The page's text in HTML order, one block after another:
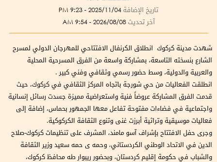
تاريخ الإضافة 2025/11/04 - 9:23 PM
آخر تحديث 2026/08/08 - 9:54 AM
شهدت مدينة كركوك انطلاق الكرنفال الافتتاحي للمهرجان الدولي لمسرح
الشارع بنسخته التاسعة، بمشاركة واسعة من الفرق المسرحية المحلية
والعربية والدولية، وسط حضور رسمي وثقافي وفني كبير .
انطلقت الفعاليات من حي شورجة باتجاه المركز الثقافي في كركوك، حيث
قدمت الفرق المشاركة عروضاً فنية واستعراضية مميزة جسدت رسائل إنسانية
واجتماعية في فضاءات مفتوحة تفاعل معها الجمهور بحماس، إضافة إلى
فعاليات موسيقية وتراثية أبرزت غنى وتنوع الثقافة الكركوكية.
وجرى حفل الافتتاح بإشراف آسو مامند، المشرف على تنظيمات كركوك-صلاح
الدين في الاتحاد الوطني الكردستاني، وحمه ی حمه سعيد وزير الثقافة
والشباب في حكومة إقليم كردستان، وبحضور ريبوار طه محافظ كركوك،